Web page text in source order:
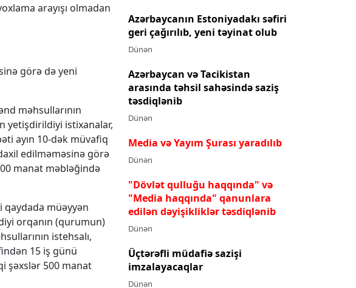
arayışı olmadan
görə də yeni
məhsullarının
yetişdirildiyi istixanalar,
ayın 10-dək müvafiq
edilməməsinə görə
manat məbləğində
qaydada müəyyən
orqanın (qurumun)
istehsalı,
15 iş günü
şəxslər 500 manat
Azərbaycanın Estoniyadakı səfiri
geri çağırılıb, yeni təyinat olub
Dünən
Azərbaycan və Tacikistan
arasında təhsil sahəsində saziş
təsdiqlənib
Dünən
Media və Yayım Şurası yaradılıb
Dünən
"Dövlət qulluğu haqqında" və
"Media haqqında" qanunlara
edilən dəyişikliklər təsdiqlənib
Dünən
Üçtərəfli müdafiə sazişi
imzalayacaqlar
Dünən